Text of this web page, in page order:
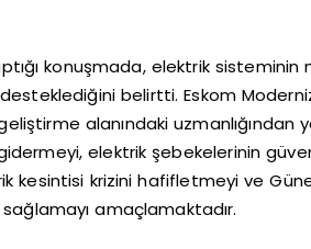
konuşmada, elektrik
belirtti. Eskom
alanındaki uzmanlığından
elektrik şebekelerinin
krizini hafifletmeyi ve
amaçlamaktadır.